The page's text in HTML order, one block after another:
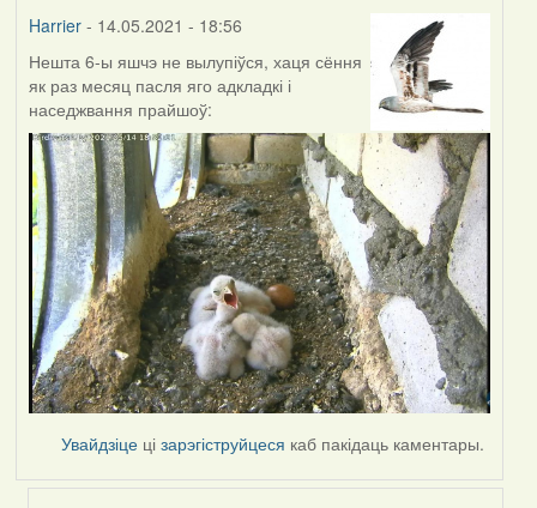
Harrier- 14.05.2021 - 18:56
Нешта 6-ы яшчэ не вылупіўся, хаця сёння
як раз месяц пасля яго адкладкі і
наседжвання прайшоў:
Увайдзіце цізарэгіструйцеся каб пакідаць каментары.